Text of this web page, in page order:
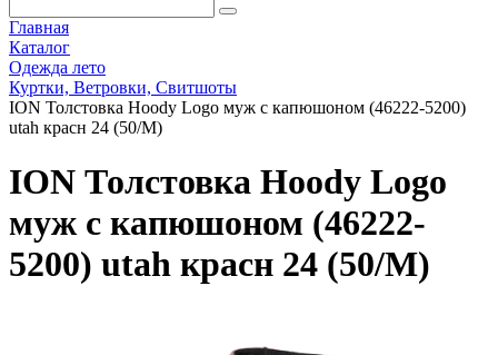
Главная
Каталог
Одежда лето
Куртки, Ветровки, Свитшоты
ION Толстовка Hoody Logo муж с капюшоном (46222-5200)
utah красн 24 (50/M)
ION Толстовка Hoody Logo
муж с капюшоном (46222-
5200) utah красн 24 (50/M)